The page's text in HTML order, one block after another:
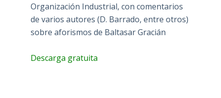
Organización Industrial, con comentarios
de varios autores (D. Barrado, entre otros)
sobre aforismos de Baltasar Gracián
Descarga gratuita